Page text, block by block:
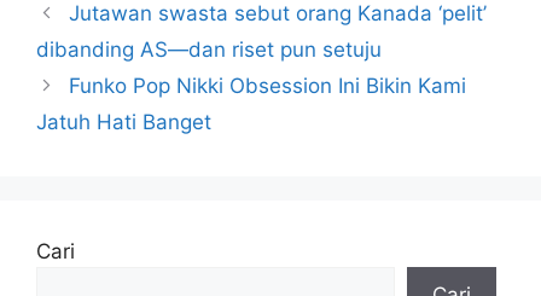
Jutawan swasta sebut orang Kanada ‘pelit’
dibanding AS—dan riset pun setuju
Funko Pop Nikki Obsession Ini Bikin Kami
Jatuh Hati Banget
Cari